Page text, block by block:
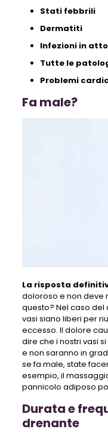
Stati febbrili
Dermatiti
Infezioni in atto
Tutte le
Problemi
Fa male?
La risposta
doloroso e non deve
questo? Nel caso
vasi siano liberi per
eccesso. Il dolore
dire che i nostri vasi
e non saranno in
se fa male, state
esempio, il
pannicolo adiposo
Durata e
drenante